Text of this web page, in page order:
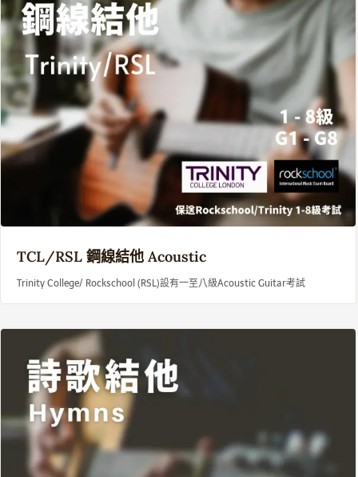
TCL/RSL 鋼線結他 Acoustic
Trinity College/ Rockschool (RSL)設有一至八級Acoustic Guitar考試